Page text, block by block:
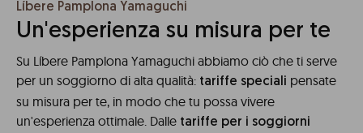
Líbere Pamplona Yamaguchi
Un'esperienza su misura per te
Su Líbere Pamplona Yamaguchi abbiamo ciò che ti serve
per un soggiorno di alta qualità: tariffe speciali pensate
su misura per te, in modo che tu possa vivere
un'esperienza ottimale. Dalle tariffe per i soggiorni